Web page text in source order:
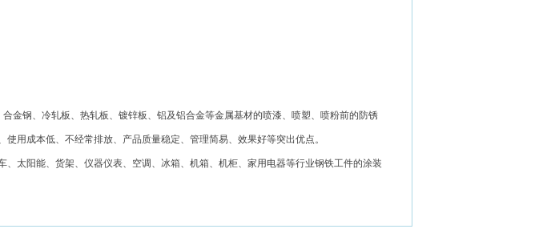
金钢、冷轧板、热轧板、镀锌板、铝及铝合金等金属基材的喷漆、喷塑、喷粉前的防锈
用成本低、不经常排放、产品质量稳定、管理简易、效果好等突出优点。
、太阳能、货架、仪器仪表、空调、冰箱、机箱、机柜、家用电器等行业钢铁工件的涂装